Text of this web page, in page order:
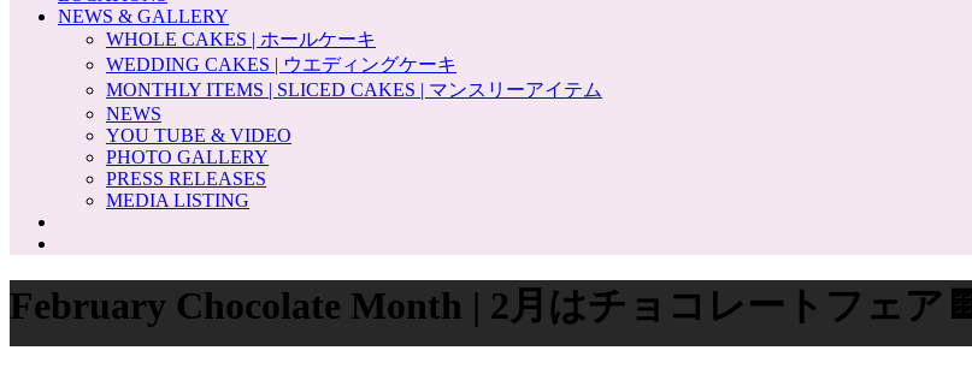
NEWS & GALLERY
WHOLE CAKES | ホールケーキ
WEDDING CAKES | ウエディングケーキ
MONTHLY ITEMS | SLICED CAKES | マンスリーアイテム
NEWS
YOU TUBE & VIDEO
PHOTO GALLERY
PRESS RELEASES
MEDIA LISTING
February Chocolate Month | 2月はチョコレートフェア🍫